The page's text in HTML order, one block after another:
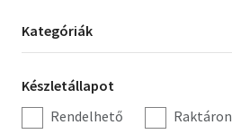
Hobbi, szabadidő
Irodalom
Kategória
szűrés
Kategóriák
Készletállapot
szűrés
Készletállapot
Rendelhető
Raktáron